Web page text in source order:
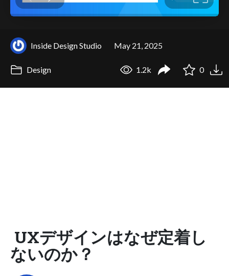
Inside Design Studio May 21, 2025
Design 1.2k 0
UXデザインはなぜ定着し
ないのか？